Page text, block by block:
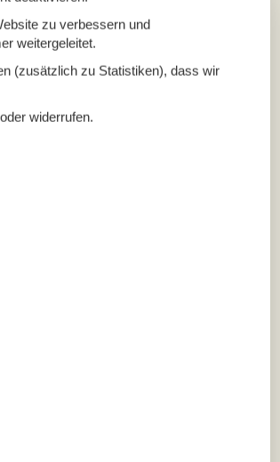
5,3 km
zu verbessern und
weitergeleitet.
(zusätzlich zu Statistiken), dass wir
widerrufen.